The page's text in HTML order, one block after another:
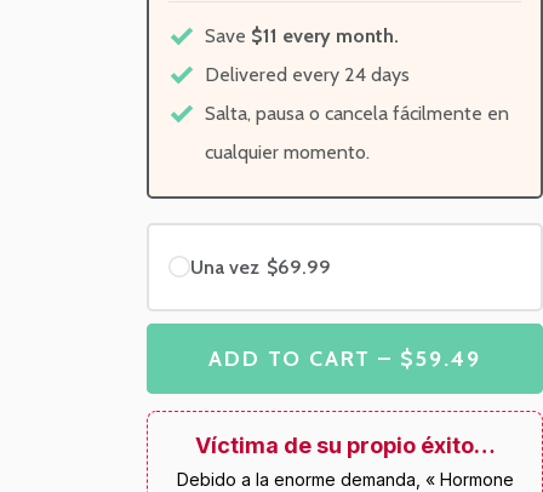
Save $11 every month.
Delivered every 24 days
Salta, pausa o cancela fácilmente en
cualquier momento.
Una vez $69.99
ADD TO CART – $59.49
Víctima de su propio éxito…
Debido a la enorme demanda, « Hormone